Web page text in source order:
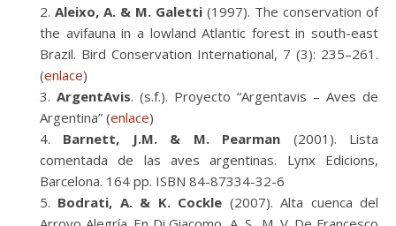
Aleixo, A. & M. Galetti (1997). The conservation of
the avifauna in a lowland Atlantic forest in south-east
Brazil. Bird Conservation International, 7 (3): 235–261.
(enlace)
ArgentAvis. (s.f.). Proyecto “Argentavis – Aves de
Argentina” (enlace)
Barnett, J.M. & M. Pearman (2001). Lista
comentada de las aves argentinas. Lynx Edicions,
Barcelona. 164 pp. ISBN 84-87334-32-6
Bodrati, A. & K. Cockle (2007). Alta cuenca del